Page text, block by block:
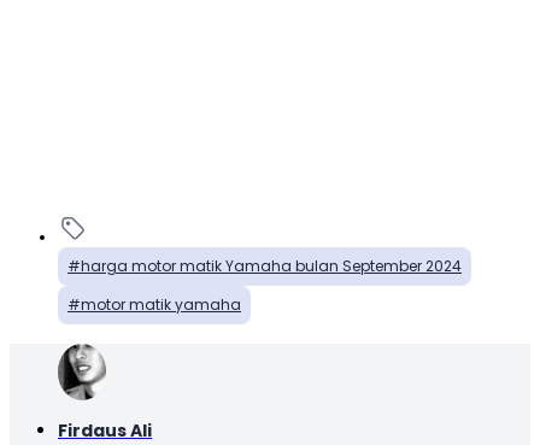
harga motor matik Yamaha bulan September 2024
motor matik yamaha
Firdaus Ali